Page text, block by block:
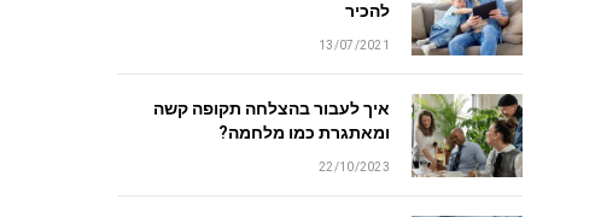
להכיר
13/07/2021
איך לעבור בהצלחה תקופה קשה
ומאתגרת כמו מלחמה?
22/10/2023